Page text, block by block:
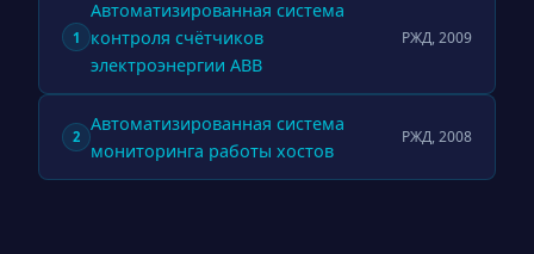
1
Автоматизированная система
контроля счётчиков
электроэнергии ABB
РЖД, 2009
2
Автоматизированная система
мониторинга работы хостов
РЖД, 2008